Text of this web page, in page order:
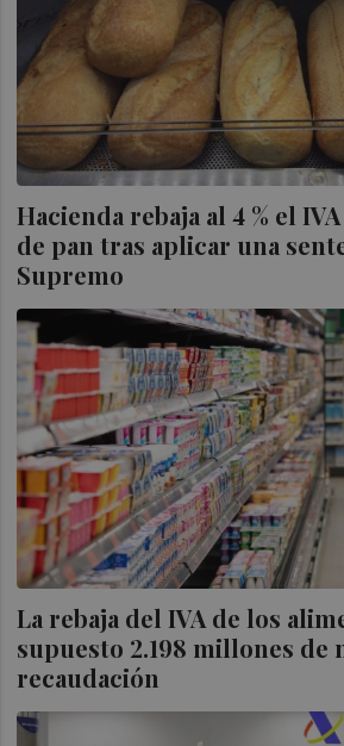
Hacienda rebaja al 4 % el
de pan tras aplicar una
Supremo
La rebaja del IVA de los
supuesto 2.198 millones de
recaudación